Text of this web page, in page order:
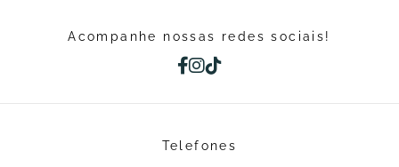
Acompanhe nossas redes sociais!
Telefones